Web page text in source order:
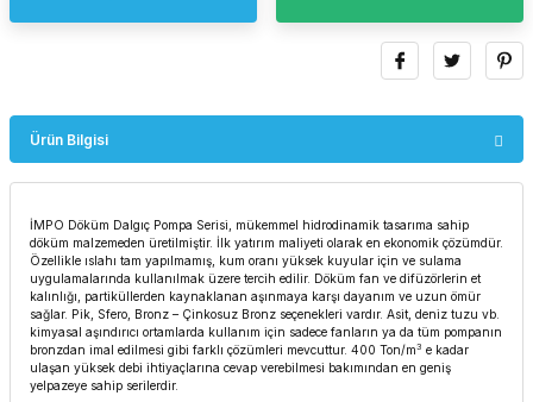
Ürün Bilgisi
İMPO Döküm Dalgıç Pompa Serisi, mükemmel hidrodinamik tasarıma sahip
döküm malzemeden üretilmiştir. İlk yatırım maliyeti olarak en ekonomik çözümdür.
Özellikle ıslahı tam yapılmamış, kum oranı yüksek kuyular için ve sulama
uygulamalarında kullanılmak üzere tercih edilir. Döküm fan ve difüzörlerin et
kalınlığı, partiküllerden kaynaklanan aşınmaya karşı dayanım ve uzun ömür
sağlar. Pik, Sfero, Bronz – Çinkosuz Bronz seçenekleri vardır. Asit, deniz tuzu vb.
kimyasal aşındırıcı ortamlarda kullanım için sadece fanların ya da tüm pompanın
bronzdan imal edilmesi gibi farklı çözümleri mevcuttur. 400 Ton/m3 e kadar
ulaşan yüksek debi ihtiyaçlarına cevap verebilmesi bakımından en geniş
yelpazeye sahip serilerdir.